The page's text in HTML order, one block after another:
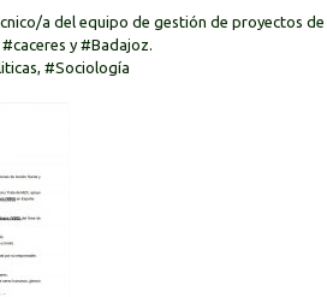
a del equipo de gestión de proyectos de
#caceres y #Badajoz.
, #Sociología